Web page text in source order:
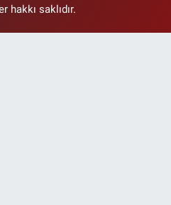
hakkı saklıdır.